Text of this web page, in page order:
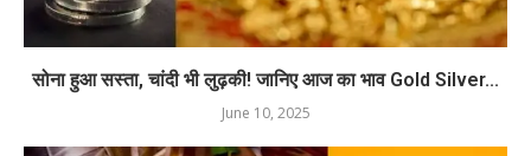
सोना हुआ सस्ता, चांदी भी लुढ़की! जानिए आज का भाव Gold Silver...
June 10, 2025